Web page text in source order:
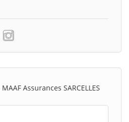
Assurances SARCELLES